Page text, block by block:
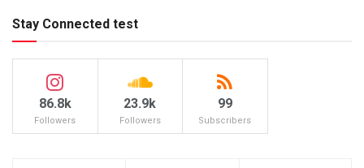
Stay Connected test
86.8k
Followers
23.9k
Followers
99
Subscribers